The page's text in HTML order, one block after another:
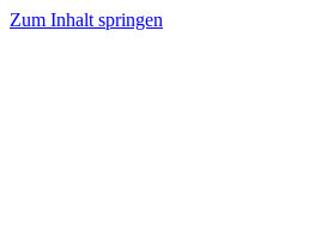
Zum Inhalt springen